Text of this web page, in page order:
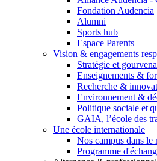
Fondation Audencia
Alumni
Sports hub
Espace Parents
Vision & engagements
Stratégie et
Enseignements &
Recherche &
Environnement &
Politique sociale et
GAIA, l’école des
Une école internationale
Nos campus dans le
Programme